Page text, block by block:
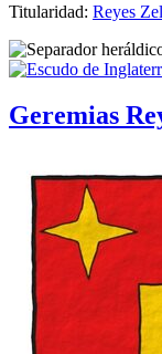
Titularidad: Reyes
Geremias